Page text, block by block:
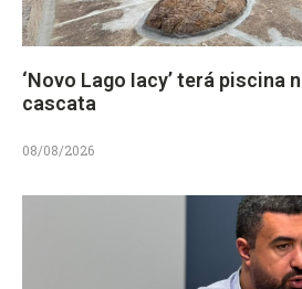
‘Novo Lago Iacy’ terá piscina
cascata
08/08/2026